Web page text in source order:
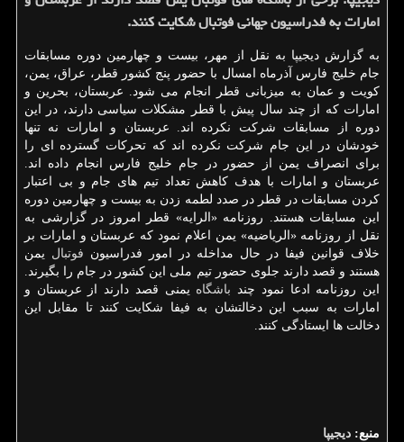
امارات به فدراسیون جهانی فوتبال شكایت كنند.
به گزارش دیجیپا به نقل از مهر، بیست و چهارمین دوره مسابقات
جام خلیج فارس آذرماه امسال با حضور پنج كشور قطر، عراق، یمن،
كویت و عمان به میزبانی قطر انجام می شود. عربستان، بحرین و
امارات كه از چند سال پیش با قطر مشكلات سیاسی دارند، در این
دوره از مسابقات شركت نكرده اند. عربستان و امارات نه تنها
خودشان در این جام شركت نكرده اند كه تحركات گسترده ای را
برای انصراف یمن از حضور در جام خلیج فارس انجام داده اند.
عربستان و امارات با هدف كاهش تعداد تیم های جام و بی اعتبار
كردن مسابقات در قطر در صدد لطمه زدن به بیست و چهارمین دوره
این مسابقات هستند. روزنامه «الرایه» قطر امروز در گزارشی به
نقل از روزنامه «الریاضیه» یمن اعلام نمود كه عربستان و امارات بر
خلاف قوانین فیفا در حال مداخله در امور فدراسیون فوتبال یمن
هستند و قصد دارند جلوی حضور تیم ملی این كشور در جام را بگیرند.
این روزنامه ادعا نمود چند باشگاه یمنی قصد دارند از عربستان و
امارات به سبب این دخالتشان به فیفا شكایت كنند تا مقابل این
دخالت ها ایستادگی كنند.
منبع: دیجیپا